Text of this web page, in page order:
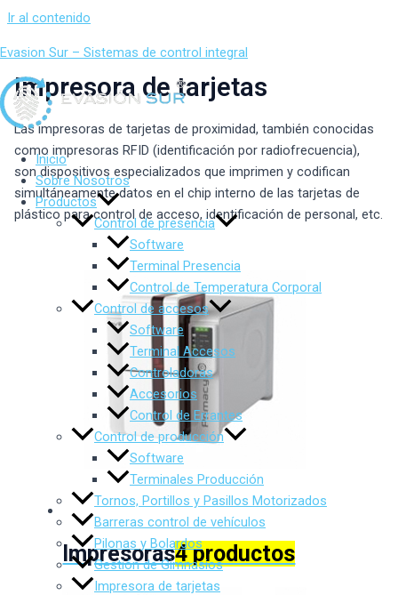
Ir al contenido
Evasion Sur – Sistemas de control integral
Inicio
Sobre Nosotros
Productos
Control de presencia
Software
Terminal Presencia
Control de Temperatura Corporal
Control de accesos
Software
Terminal Accesos
Controladoras
Accesorios
Control de Errantes
Control de producción
Software
Terminales Producción
Tornos, Portillos y Pasillos Motorizados
Barreras control de vehículos
Pilonas y Bolardos
Gestión de Gimnasios
Impresora de tarjetas
Impresora de tarjetas
Las impresoras de tarjetas de proximidad, también conocidas
como impresoras RFID (identificación por radiofrecuencia),
son dispositivos especializados que imprimen y codifican
simultáneamente datos en el chip interno de las tarjetas de
plástico para control de acceso, identificación de personal, etc.
Impresoras4 productos